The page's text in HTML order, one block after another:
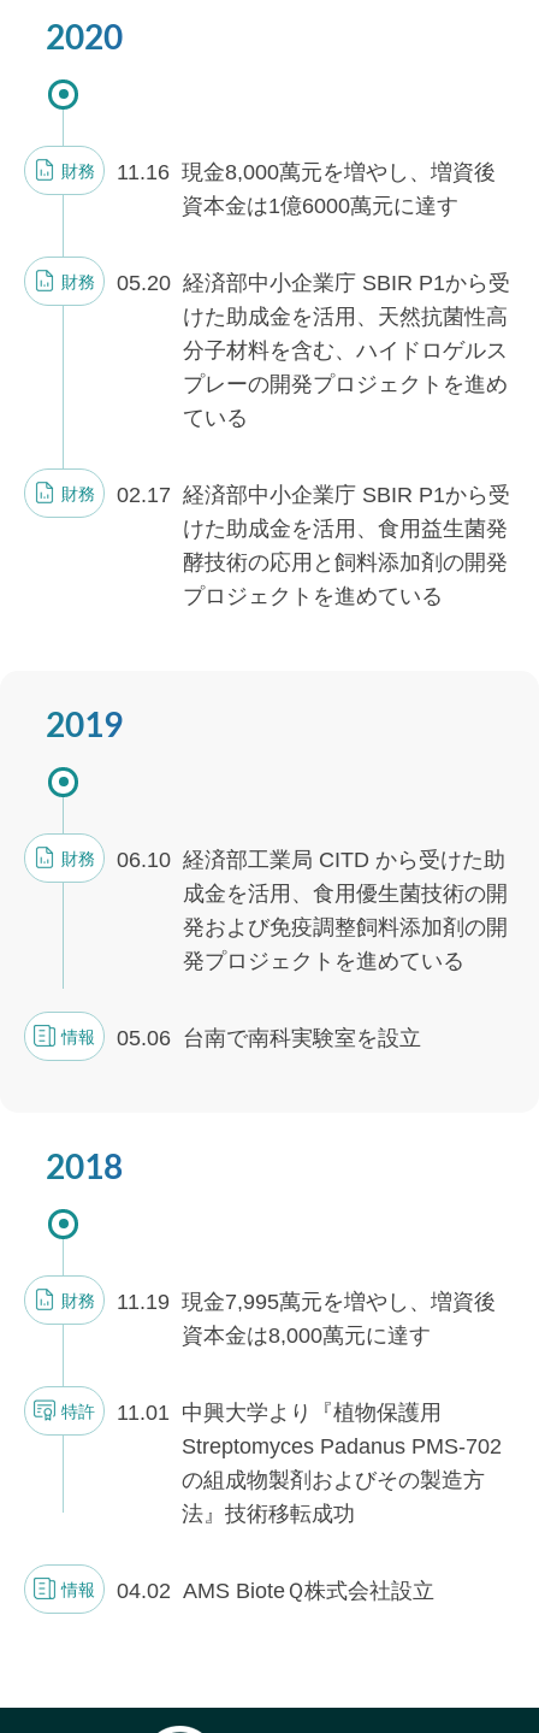
2020
財務 11.16 現金8,000萬元を増やし、増資後
資本金は1億6000萬元に達す
財務 05.20 経済部中小企業庁 SBIR P1から受
けた助成金を活用、天然抗菌性高
分子材料を含む、ハイドロゲルス
プレーの開発プロジェクトを進め
ている
財務 02.17 経済部中小企業庁 SBIR P1から受
けた助成金を活用、食用益生菌発
酵技術の応用と飼料添加剤の開発
プロジェクトを進めている
2019
財務 06.10 経済部工業局 CITD から受けた助
成金を活用、食用優生菌技術の開
発および免疫調整飼料添加剤の開
発プロジェクトを進めている
情報 05.06 台南で南科実験室を設立
2018
財務 11.19 現金7,995萬元を増やし、増資後
資本金は8,000萬元に達す
特許 11.01 中興大学より『植物保護用
Streptomyces Padanus PMS-702
の組成物製剤およびその製造方
法』技術移転成功
情報 04.02 AMS BioteＱ株式会社設立